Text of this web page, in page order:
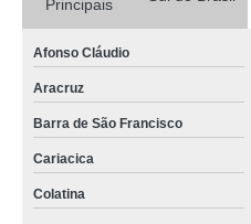
Principais
Afonso Cláudio
Aracruz
Barra de São Francisco
Cariacica
Colatina